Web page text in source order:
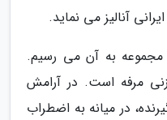
آنالیز می نماید.
مجموعه به آن می رسیم.
مرفه است. در آرامش
در میانه به اضطراب